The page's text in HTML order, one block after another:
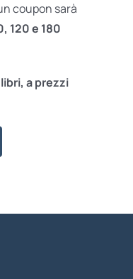
coupon sarà
120 e 180
a prezzi